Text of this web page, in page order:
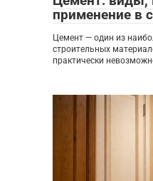
применение в
Цемент — один из
строительных
практически